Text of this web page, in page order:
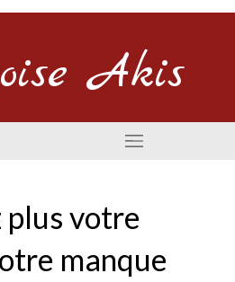
Akis
plus votre
manque